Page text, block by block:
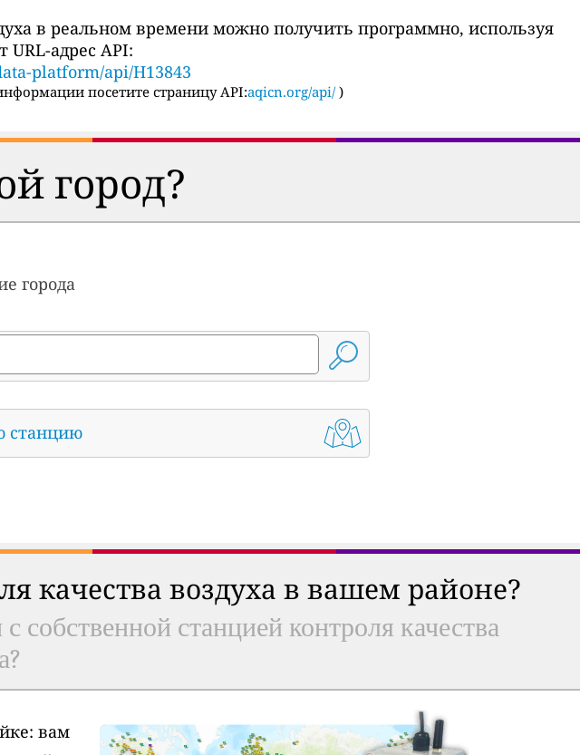
в реальном времени можно получить программно, используя
URL-адрес API:
platform/api/H13843
посетите страницу API:aqicn.org/api/ )
город?
города
станцию
качества воздуха в вашем районе?
собственной станцией контроля качества
вам